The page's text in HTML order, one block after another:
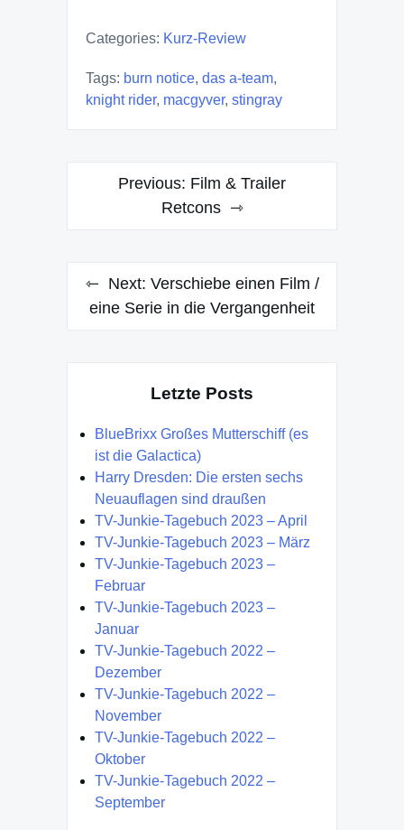
Categories: Kurz-Review
Tags: burn notice, das a-team,
knight rider, macgyver, stingray
navigation
Previous: Film & Trailer
Retcons
Next: Verschiebe einen Film /
eine Serie in die Vergangenheit
Letzte Posts
BlueBrixx Großes Mutterschiff (es
ist die Galactica)
Harry Dresden: Die ersten sechs
Neuauflagen sind draußen
TV-Junkie-Tagebuch 2023 – April
TV-Junkie-Tagebuch 2023 – März
TV-Junkie-Tagebuch 2023 –
Februar
TV-Junkie-Tagebuch 2023 –
Januar
TV-Junkie-Tagebuch 2022 –
Dezember
TV-Junkie-Tagebuch 2022 –
November
TV-Junkie-Tagebuch 2022 –
Oktober
TV-Junkie-Tagebuch 2022 –
September